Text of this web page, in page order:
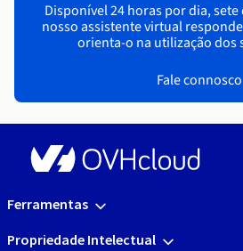
Disponível 24 horas por dia,
nosso assistente virtual
orienta-o na utilização dos
Fale connosco
Ferramentas
Propriedade Intelectual